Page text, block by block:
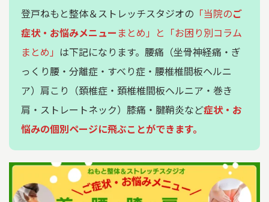
登戸ねもと整体＆ストレッチスタジオの 「当院のご
症状・お悩みメニュー まとめ」と「お困り別コラム
まとめ」 は下記になります。腰痛（坐骨神経痛・ぎ
っくり腰・分離症・すべり症・腰椎椎間板ヘルニ
ア）肩こり（頚椎症・頚椎椎間板ヘルニア・巻き
肩・ストレートネック）膝痛・腱鞘炎など症状・お
悩みの個別ページに飛ぶことができます。